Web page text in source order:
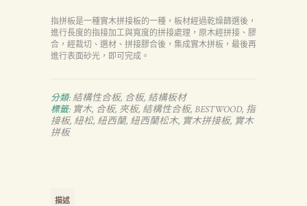
指拼板是一種實木拼接板的一種，板材經過乾燥篩選後，
進行長度的指接加工與寬度的拼接處理，原木經拼接、膠
合，經裁切、選材、拼接膠合後，集成實木拼板，最後再
進行表面砂光，即可完成。
分類:結構性合板, 合板, 結構板材
標籤: 實木, 合板, 夾板, 結構性合板, BESTWOOD, 指
接板, 紐松, 紐西蘭, 紐西蘭松木, 實木拼接板, 實木
拼板
描述